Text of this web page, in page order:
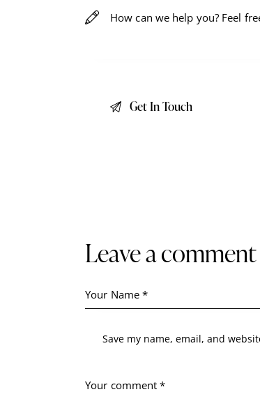
leave a comment
Save my name, email, and